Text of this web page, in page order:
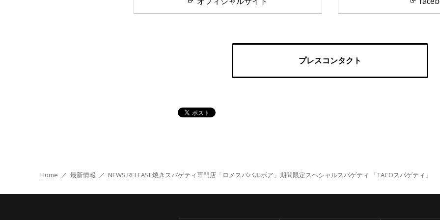
プレスコンタクト
Home ／ 最新情報 ／ NEWS RELEASE焼きスパゲティ専門店「ロメスパバルボア」期間限定スペシャルスパゲティ 「TACOスパゲティ」